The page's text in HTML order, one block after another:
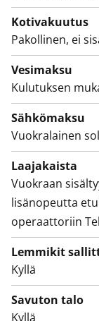
Kotivakuutus
Pakollinen, ei
Vesimaksu
Kulutuksen
Sähkömaksu
Vuokralainen
Laajakaista
Vuokraan
lisänopeutta
operaattoriin
Lemmikit
Kyllä
Savuton talo
Kyllä